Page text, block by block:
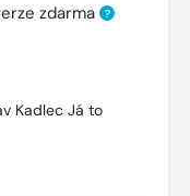
zdarma ?
Kadlec Já to